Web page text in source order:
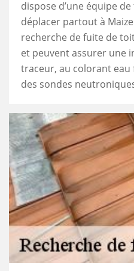
dispose d’une équipe
déplacer partout à
recherche de fuite de
et peuvent assurer une
traceur, au colorant eau
des sondes